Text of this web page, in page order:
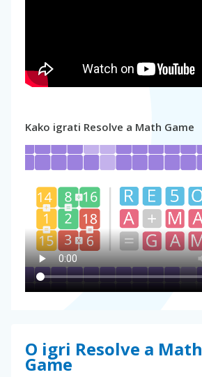
Kako igrati Resolve a Math Game
O igri Resolve a Math
Game